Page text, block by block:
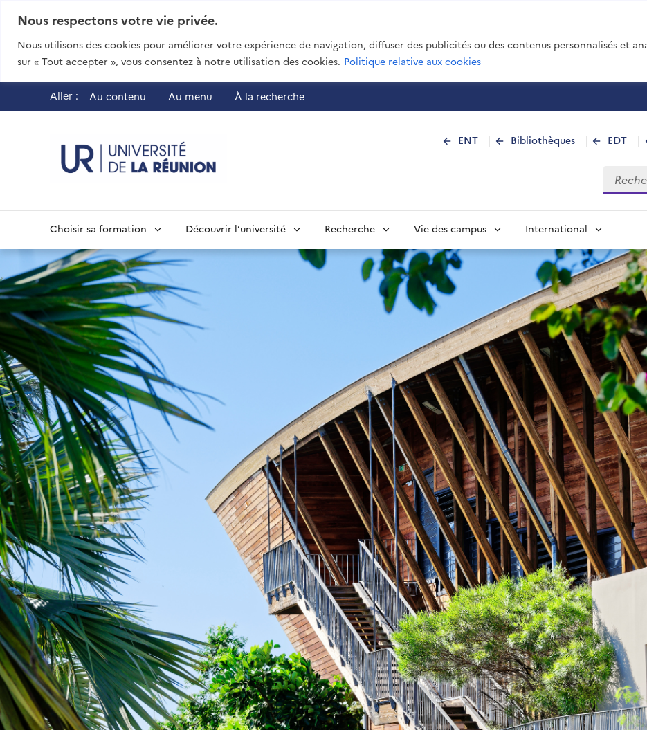
Nous respectons votre vie privée.
Nous utilisons des cookies pour améliorer votre expérience de navigation, diffuser des publicités ou des contenus personnalisés et
sur « Tout accepter », vous consentez à notre utilisation des cookies. Politique relative aux cookies
Aller : Au contenu Au menu À la recherche
ENT Bibliothèques EDT
Choisir sa formation Découvrir l’université Recherche Vie des campus International